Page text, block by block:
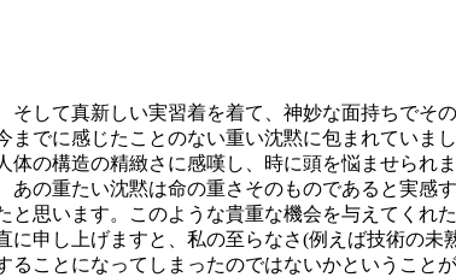
して真新しい実習着を着て、神妙な面持ちでそ
でに感じたことのない重い沈黙に包まれていま
の構造の精緻さに感嘆し、時に頭を悩ませられ
の重たい沈黙は命の重さそのものであると実感
思います。このような貴重な機会を与えてくれ
申し上げますと、私の至らなさ(例えば技術の
ことになってしまったのではないかということが